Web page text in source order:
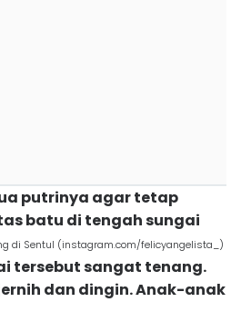
putrinya agar tetap
batu di tengah sungai
di Sentul (instagram.com/felicyangelista_)
tersebut sangat tenang.
dan dingin. Anak-anak